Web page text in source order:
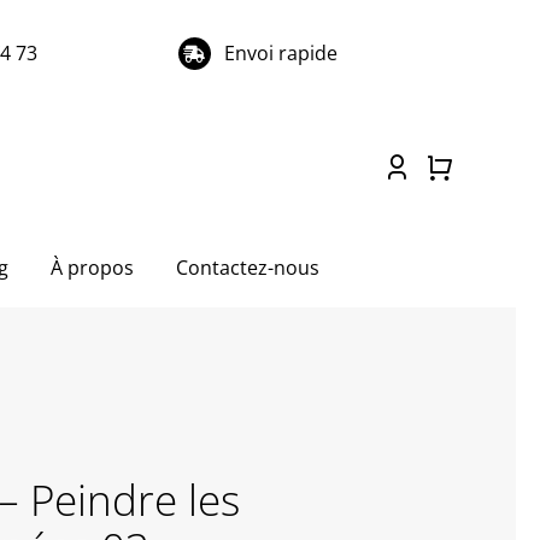
73 Envoi rapide
À propos Contactez-nous
Peindre les